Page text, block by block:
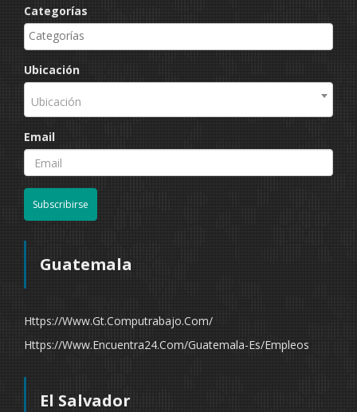
Categorías
Ubicación
Ubicación
Email
Subscribirse
Guatemala
Https://www.gt.computrabajo.com/
Https://www.encuentra24.com/guatemala-Es/empleos
El Salvador